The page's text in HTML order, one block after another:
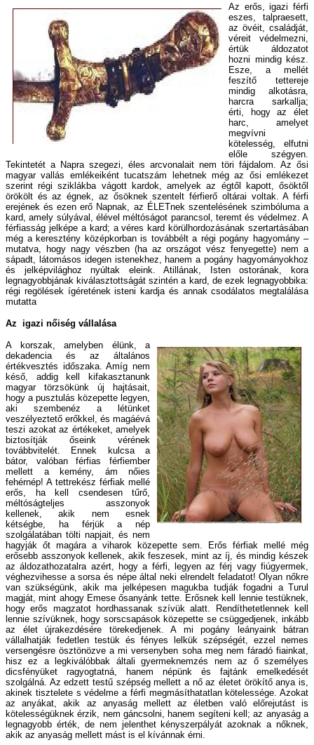
Az erős, igazi férfi
eszes, talpraesett,
az övéit, családját,
véreit védelmezni,
értük áldozatot
hozni mindig kész.
Esze, a mellét
feszítő tettereje
mindig alkotásra,
harcra sarkallja;
érti, hogy az élet
harc, amelyet
megvívni
kötelesség, elfutni
előle szégyen.
Tekintetét a Napra szegezi, éles arcvonalait nem töri fájdalom. Az ősi
magyar vallás emlékeiként tucatszám lehetnek még az ősi emlékezet
szerint régi sziklákba vágott kardok, amelyek az égtől kapott, ősöktől
örökölt és az égnek, az ősöknek szentelt férfierő oltárai voltak. A férfi
erejének és ezen erő Napnak, az ÉLETnek szentelésének szimbóluma a
kard, amely súlyával, élével méltóságot parancsol, teremt és védelmez. A
férfiasság jelképe a kard; a véres kard körülhordozásának szertartásában
még a keresztény középkorban is továbbélt a régi pogány hagyomány –
mutatva, hogy nagy vészben (ha az országot vész fenyegette) nem a
sápadt, látomásos idegen istenekhez, hanem a pogány hagyományokhoz
és jelképvilághoz nyúltak eleink. Atillának, Isten ostorának, kora
legnagyobbjának kiválasztottságát szintén a kard, de ezek legnagyobbika:
régi regölések ígéretének isteni kardja és annak csodálatos megtalálása
mutatta
Az igazi nőiség vállalása
A korszak, amelyben élünk, a
dekadencia és az általános
értékvesztés időszaka. Amíg nem
késő, addig kell kifakasztanunk
magyar törzsökünk új hajtásait,
hogy a pusztulás közepette legyen,
aki szembenéz a létünket
veszélyeztető erőkkel, és magáévá
teszi azokat az értékeket, amelyek
biztosítják őseink vérének
továbbvitelét. Ennek kulcsa a
bátor, valóban férfias férfiember
mellett a kemény, ám nőies
fehérnép! A tettrekész férfiak mellé
erős, ha kell csendesen tűrő,
méltóságteljes asszonyok
kellenek, akik nem esnek
kétségbe, ha férjük a nép
szolgálatában tölti napjait, és nem
hagyják őt magára a viharok közepette sem. Erős férfiak mellé még
erősebb asszonyok kellenek, akik feszesek, mint az íj, és mindig készek
az áldozathozatalra azért, hogy a férfi, legyen az férj vagy fiúgyermek,
véghezvihesse a sorsa és népe által neki elrendelt feladatot! Olyan nőkre
van szükségünk, akik ma jelképesen magukba tudják fogadni a Turul
magját, mint ahogy Emese ősanyánk tette. Erősnek kell lennie testüknek,
hogy erős magzatot hordhassanak szívük alatt. Rendíthetetlennek kell
lennie szívüknek, hogy sorscsapások közepette se csüggedjenek, inkább
az élet újrakezdésére törekedjenek. A mi pogány leányaink bátran
vállalhatják fedetlen testük és fényes lelkük szépségét, ezzel nemes
versengésre ösztönözve a mi versenyben soha meg nem fáradó fiainkat,
hisz ez a legkiválóbbak általi gyermeknemzés nem az ő személyes
dicsfényüket ragyogtatná, hanem népünk és fajtánk emelkedését
szolgálná. Az edzett testű szépség mellett a nő az életet örökítő anya is,
akinek tisztelete s védelme a férfi megmásíthatatlan kötelessége. Azokat
az anyákat, akik az anyaság mellett az életben való előrejutást is
kötelességüknek érzik, nem gáncsolni, hanem segíteni kell; az anyaság a
legnagyobb érték, de nem jelenthet kényszerpályát azoknak a nőknek,
akik az anyaság mellett mást is el kívánnak érni.